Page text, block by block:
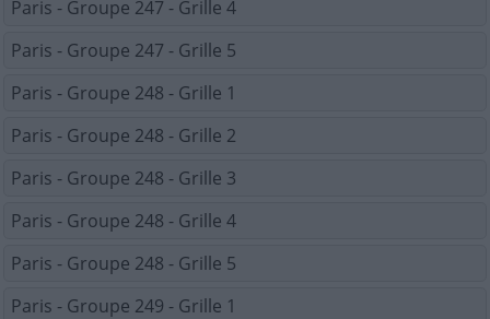
Paris - Groupe 247 - Grille 4
Paris - Groupe 247 - Grille 5
Paris - Groupe 248 - Grille 1
Paris - Groupe 248 - Grille 2
Paris - Groupe 248 - Grille 3
Paris - Groupe 248 - Grille 4
Paris - Groupe 248 - Grille 5
Paris - Groupe 249 - Grille 1